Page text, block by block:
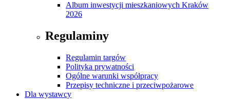
Album inwestycji mieszkaniowych Kraków
2026
Regulaminy
Regulamin targów
Polityka prywatności
Ogólne warunki współpracy
Przepisy techniczne i przeciwpożarowe
Dla wystawcy